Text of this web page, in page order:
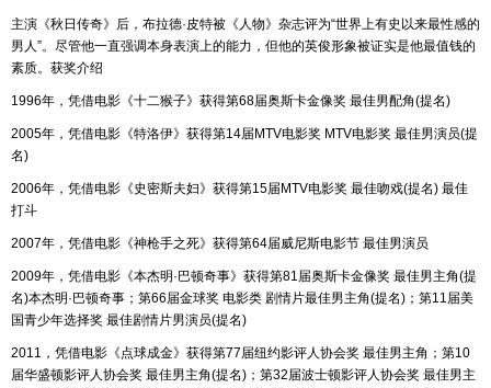
主演《秋日传奇》后，布拉德·皮特被《人物》杂志评为“世界上有史以来最性感的
男人”。尽管他一直强调本身表演上的能力，但他的英俊形象被证实是他最值钱的
素质。获奖介绍
1996年，凭借电影《十二猴子》获得第68届奥斯卡金像奖 最佳男配角(提名)
2005年，凭借电影《特洛伊》获得第14届MTV电影奖 MTV电影奖 最佳男演员(提
名)
2006年，凭借电影《史密斯夫妇》获得第15届MTV电影奖 最佳吻戏(提名) 最佳
打斗
2007年，凭借电影《神枪手之死》获得第64届威尼斯电影节 最佳男演员
2009年，凭借电影《本杰明·巴顿奇事》获得第81届奥斯卡金像奖 最佳男主角(提
名)本杰明·巴顿奇事；第66届金球奖 电影类 剧情片最佳男主角(提名)；第11届美
国青少年选择奖 最佳剧情片男演员(提名)
2011，凭借电影《点球成金》获得第77届纽约影评人协会奖 最佳男主角；第10
届华盛顿影评人协会奖 最佳男主角(提名)；第32届波士顿影评人协会奖 最佳男主